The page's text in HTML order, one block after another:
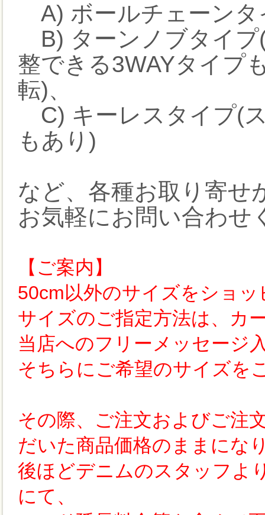
A) ボールチェーンタ
B) ターンノブタイプ
整できる3WAYタイプ
転)、
C) キーレスタイプ(
もあり)
など、各種お取り寄せ
お気軽にお問い合わせ
【ご案内】
50cm以外のサイズをショ
サイズのご指定方法は、カ
当店へのフリーメッセージ
そちらにご希望のサイズを
その際、ご注文およびご注
だいた商品価格のままにな
後ほどデニムのスタッフよ
にて、